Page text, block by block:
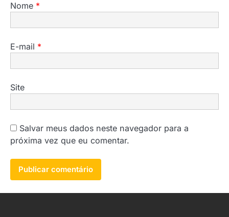
Nome *
E-mail *
Site
Salvar meus dados neste navegador para a
próxima vez que eu comentar.